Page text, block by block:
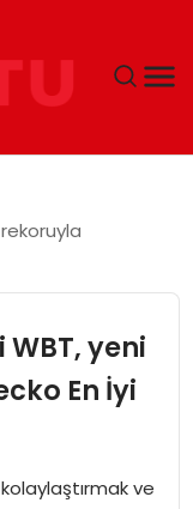
WBT, yeni
En İyi
ve